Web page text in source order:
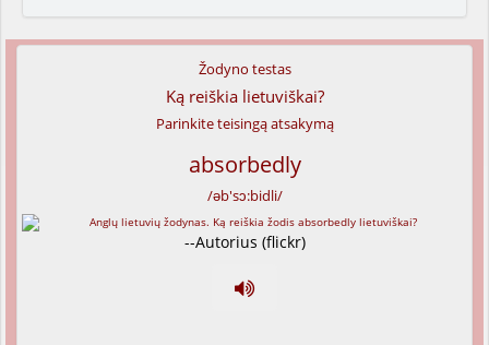
Žodyno testas
Ką reiškia lietuviškai?
Parinkite teisingą atsakymą
absorbedly
/əb'sɔ:bidli/
--Autorius (flickr)